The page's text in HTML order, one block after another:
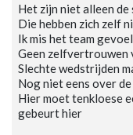
Het zijn niet alleen de
Die hebben zich zelf
Ik mis het team
Geen zelfvertrouwen
Slechte wedstrijden
Nog niet eens over
Hier moet tenkloese
gebeurt hier